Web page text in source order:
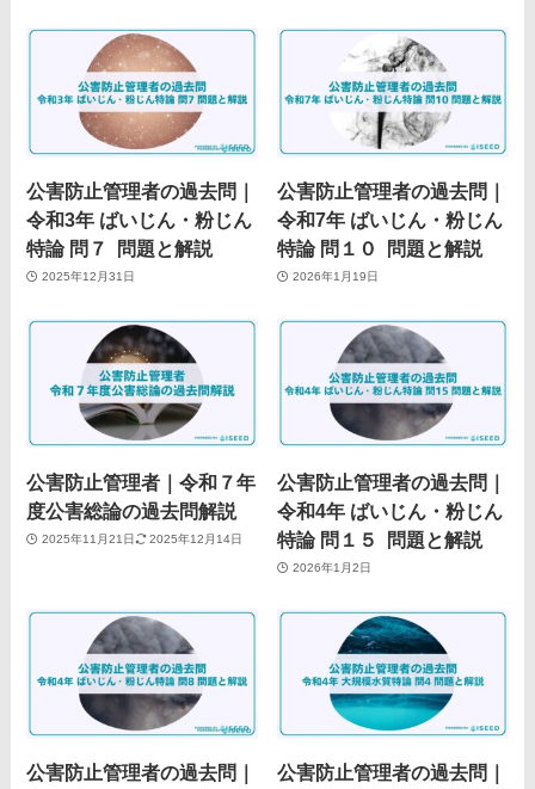
公害防止管理者の過去問｜
令和3年 ばいじん・粉じん
特論 問７ 問題と解説
2025年12月31日
公害防止管理者の過去問｜
令和7年 ばいじん・粉じん
特論 問１０ 問題と解説
2026年1月19日
公害防止管理者｜令和７年
度公害総論の過去問解説
2025年11月21日 2025年12月14日
公害防止管理者の過去問｜
令和4年 ばいじん・粉じん
特論 問１５ 問題と解説
2026年1月2日
公害防止管理者の過去問｜
公害防止管理者の過去問｜